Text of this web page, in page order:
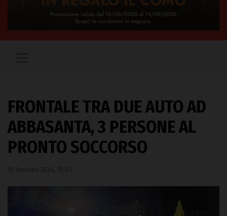
FRONTALE TRA DUE AUTO AD
ABBASANTA, 3 PERSONE AL
PRONTO SOCCORSO